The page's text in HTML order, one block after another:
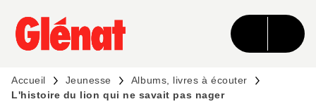
MENU RECHERCHE CONTENU
PIED DE PAGE
Accueil Jeunesse
Albums, livres à écouter
L'histoire du lion qui ne savait pas nager